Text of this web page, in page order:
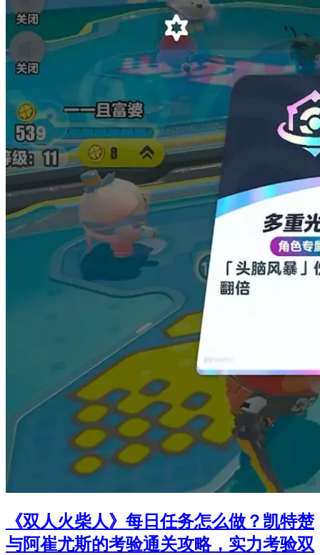
《双人火柴人》每日任务怎么做？凯特楚
与阿崔尤斯的考验通关攻略，实力考验双